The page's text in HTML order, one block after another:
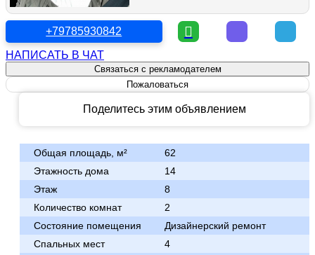
+79785930842
НАПИСАТЬ В ЧАТ
Связаться с рекламодателем
Пожаловаться
Поделитесь этим объявлением
Общая площадь, м²
62
Этажность дома
14
Этаж
8
Количество комнат
2
Состояние помещения
Дизайнерский ремонт
Спальных мест
4